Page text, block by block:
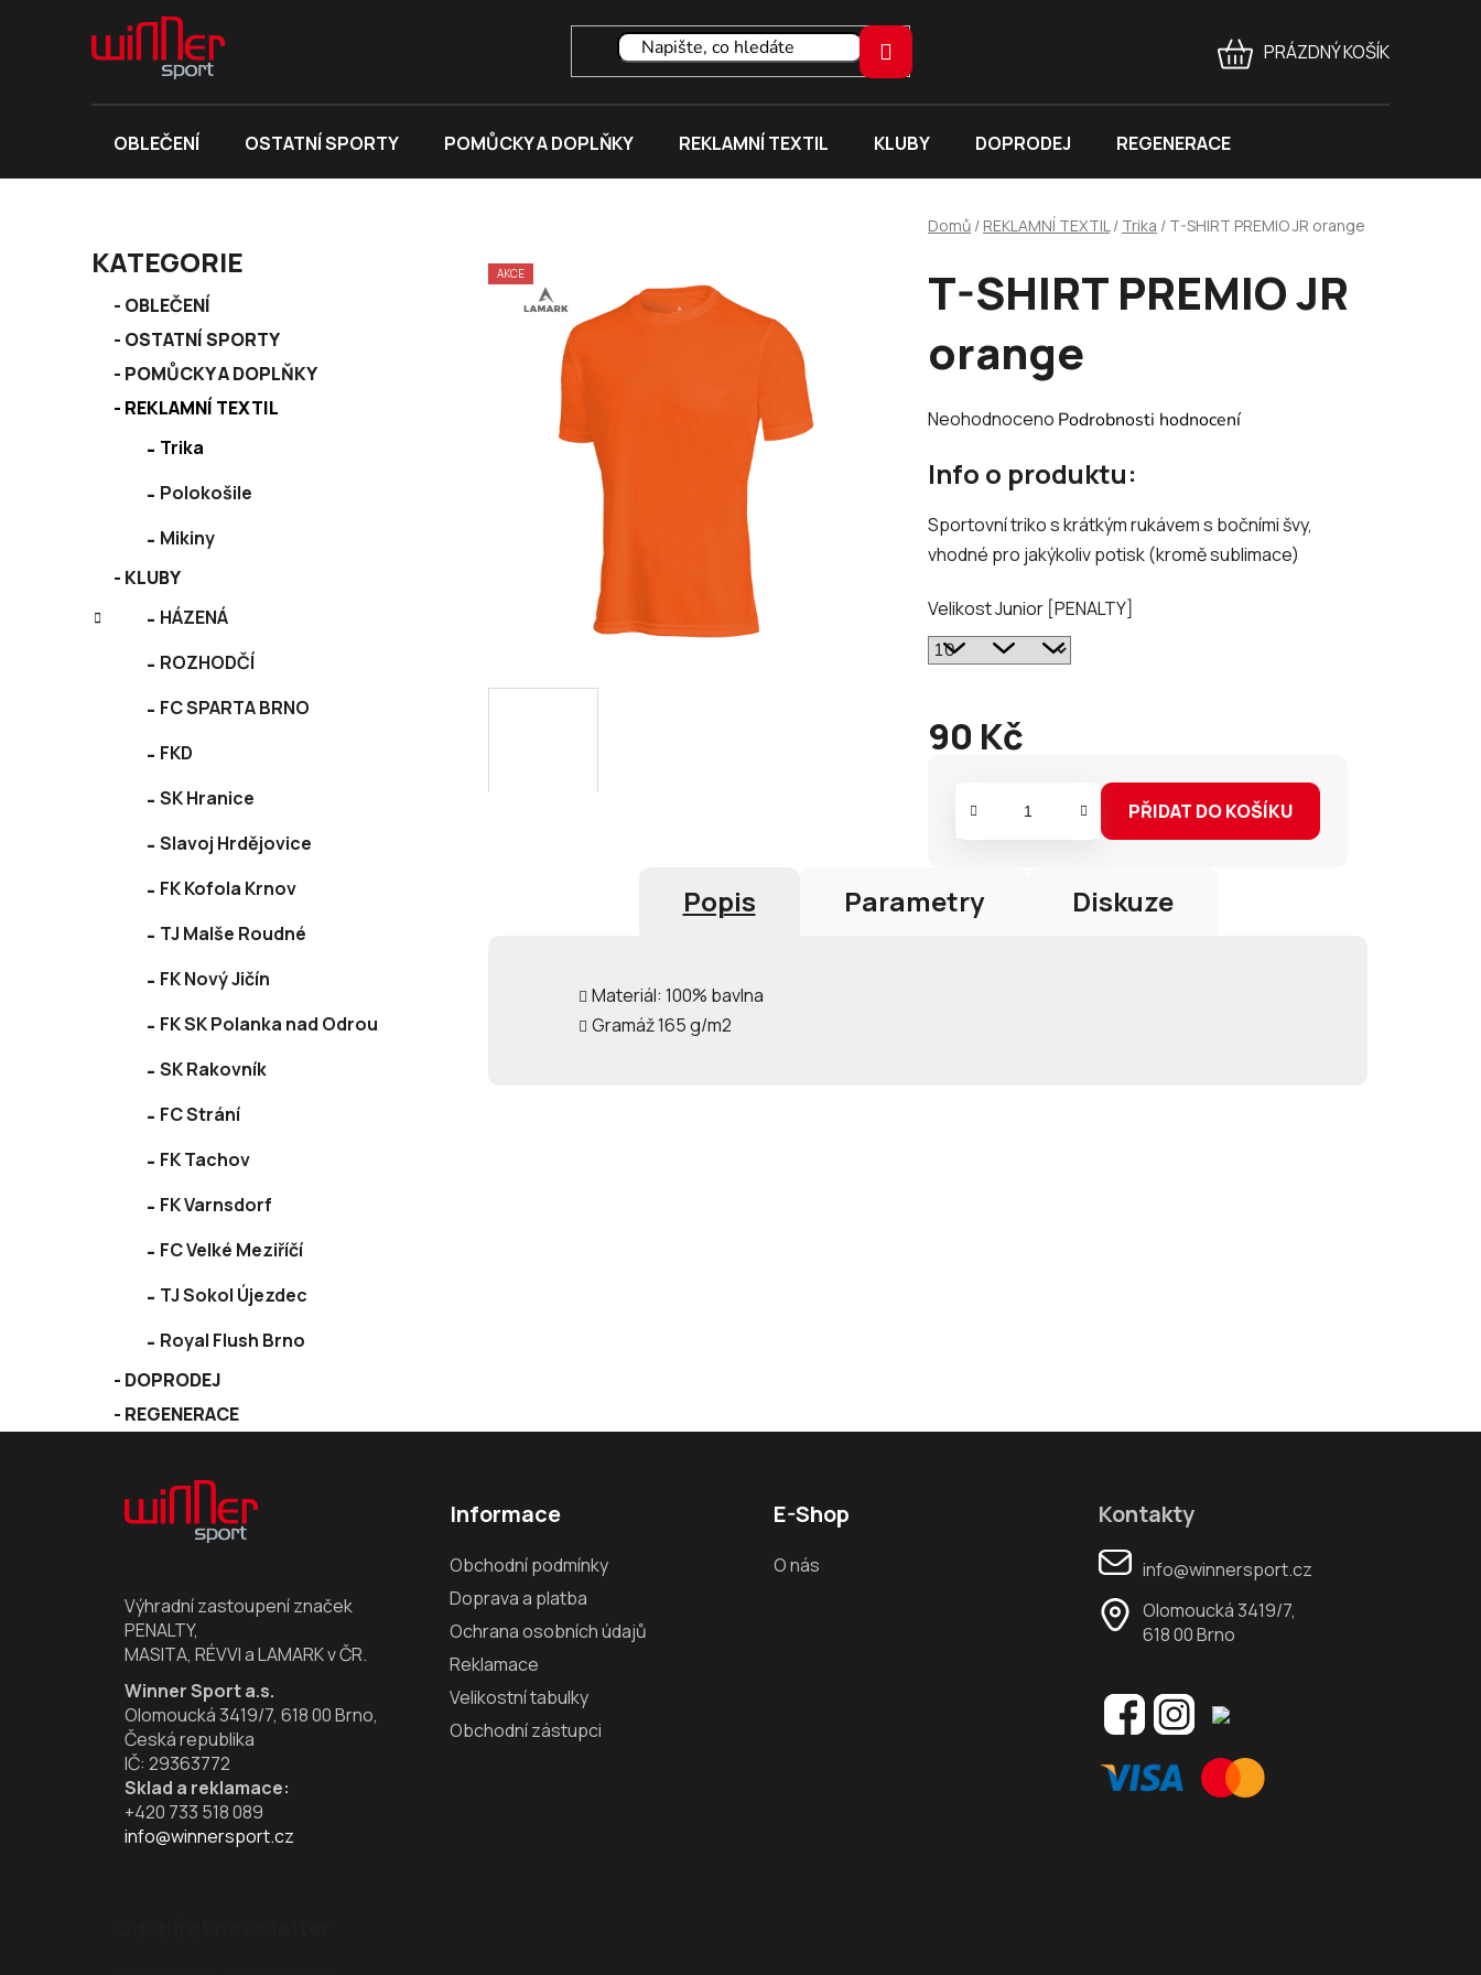
NÁKUPNÍ
KOŠÍK
PRÁZDNÝ KOŠÍK
OBLEČENÍ OSTATNÍ SPORTY POMŮCKY A DOPLŇKY REKLAMNÍ TEXTIL KLUBY DOPRODEJ REGENERACE
Domů / REKLAMNÍ TEXTIL / Trika / T-SHIRT PREMIO JR orange
P
o
l
KATEGORIE
Přeskočit
OBLEČENÍ
OSTATNÍ SPORTY
POMŮCKY A DOPLŇKY
REKLAMNÍ TEXTIL
Trika
Polokošile
Mikiny
KLUBY
HÁZENÁ
ROZHODČÍ
FC SPARTA BRNO
FKD
SK Hranice
Slavoj Hrdějovice
FK Kofola Krnov
TJ Malše Roudné
FK Nový Jičín
FK SK Polanka nad Odrou
SK Rakovník
FC Strání
FK Tachov
FK Varnsdorf
FC Velké Meziříčí
TJ Sokol Újezdec
Royal Flush Brno
DOPRODEJ
REGENERACE
T-SHIRT PREMIO JR
orange
Průměrné
produktu
0,0
z
5
Neohodnoceno Podrobnosti hodnocení
Info o produktu:
Sportovní triko s krátkým rukávem s bočními švy,
vhodné pro jakýkoliv potisk (kromě sublimace)
Velikost Junior [PENALTY]
90 Kč
Měrná
PŘIDAT DO KOŠÍKU
AKCE
Popis Parametry Diskuze
Materiál: 100% bavlna
Gramáž 165 g/m2
Výhradní zastoupení značek
PENALTY,
MASITA, RÉVVI a LAMARK v ČR.
Winner Sport a.s.
Olomoucká 3419/7, 618 00 Brno,
Česká republika
IČ: 29363772
Sklad a reklamace:
+420 733 518 089
info@winnersport.cz
Informace
Obchodní podmínky
Doprava a platba
Ochrana osobních údajů
Reklamace
Velikostní tabulky
Obchodní zástupci
E-Shop
O nás
Kontakty
info@winnersport.cz
Olomoucká 3419/7,
618 00 Brno